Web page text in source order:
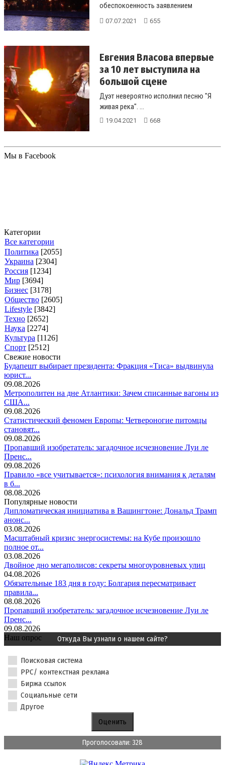
обеспокоенность заявлением
министра иностранных дел
07.07.2021 655
Евгения Власова впервые
за 10 лет выступила на
большой сцене
Дуэт невероятно исполнил песню "Я
живая река". ...
19.04.2021 668
Мы в Facebook
Категории
Все категории
Политика [2055]
Украина [2304]
Россия [1234]
Мир [3694]
Бизнес [3178]
Общество [2605]
Lifestyle [3842]
Техно [2652]
Наука [2274]
Культура [1126]
Спорт [2512]
Свежие новости
Будапешт выбирает президента: Фракция «Тиса» выдвинула
юрист...
09.08.2026
Метрополитен на дне Атлантики: Зачем списанные вагоны из
США...
09.08.2026
Статистический феномен Европы: Четвероногие питомцы
становят...
09.08.2026
Пропавший изобретатель: загадочное исчезновение Луи ле
Пренс...
09.08.2026
Правило «все учитывается»: психология внимания к деталям
в б...
08.08.2026
Популярные новости
Дипломатическая инициатива в Вашингтоне: Дональд Трамп
анонс...
03.08.2026
Масштабный кризис энергосистемы: на Кубе произошло
полное от...
03.08.2026
Двойное дно мегаполисов: секреты многоуровневых улиц
04.08.2026
Обязательные 183 дня в году: Болгария пересматривает
правила...
08.08.2026
Пропавший изобретатель: загадочное исчезновение Луи ле
Пренс...
09.08.2026
Наш опрос
Откуда Вы узнали о нашем сайте?
Поисковая система
PPC/ контекстная реклама
Биржа ссылок
Социальные сети
Другое
Проголосовали: 328